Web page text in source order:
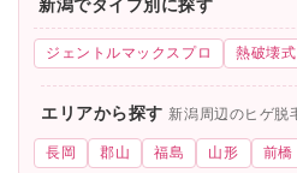
新潟でタイプ別に探す
ジェントルマックスプロ 熱破壊式
エリアから探す 新潟周辺のヒゲ脱
長岡 郡山 福島 山形 前橋